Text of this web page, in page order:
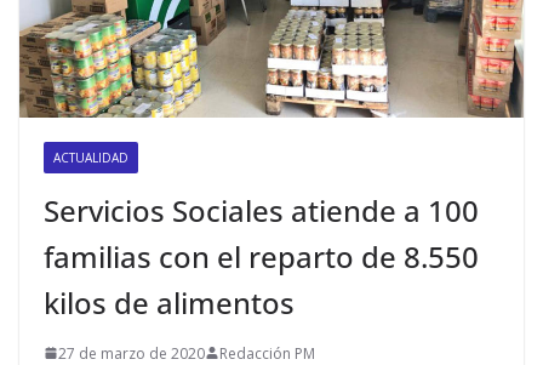
ACTUALIDAD
Servicios Sociales atiende a 100
familias con el reparto de 8.550
kilos de alimentos
27 de marzo de 2020 Redacción PM